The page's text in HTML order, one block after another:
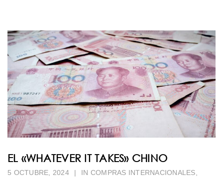
EL «WHATEVER IT TAKES» CHINO
5 OCTUBRE, 2024 | IN COMPRAS INTERNACIONALES